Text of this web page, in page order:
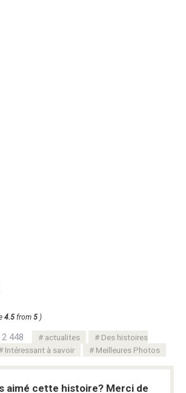
4.5 from 5 )
448 actualites
Des histoires
Intéressant à savoir Meilleures Photos
aimé cette histoire? Merci de